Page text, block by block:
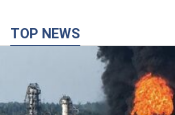
Росія стягнула під Москву
ППО: Зеленський пообіцяв
технології" протидії